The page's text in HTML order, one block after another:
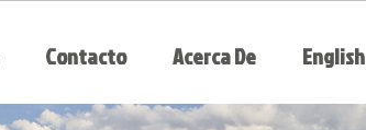
Contacto Acerca De English